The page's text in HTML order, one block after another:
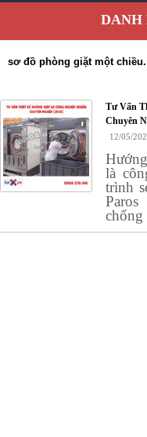
KHÁCH HÀNG
DANH
sơ đồ phòng giặt một chiều.
Tư Vấn
Chuyên
12/05/
là
trình
chống